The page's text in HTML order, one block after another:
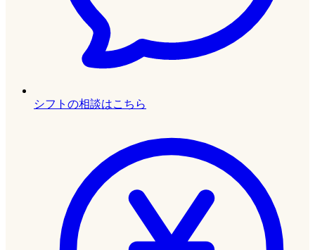
シフトの相談はこちら